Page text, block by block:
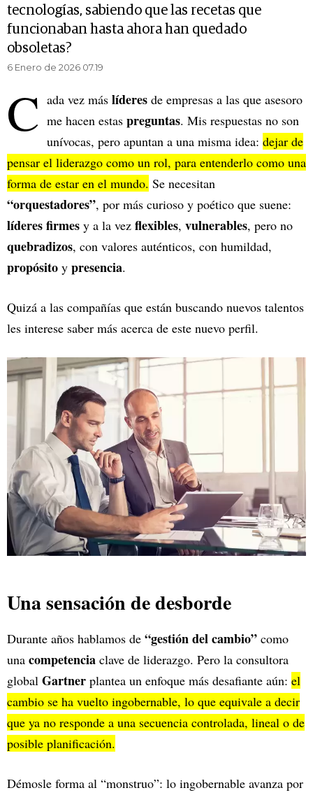
tecnologías, sabiendo que las recetas que
funcionaban hasta ahora han quedado
obsoletas?
6 Enero de 2026 07.19
C ada vez más líderes de empresas a las que asesoro
me hacen estas preguntas. Mis respuestas no son
unívocas, pero apuntan a una misma idea: dejar de
pensar el liderazgo como un rol, para entenderlo como una
forma de estar en el mundo. Se necesitan
“orquestadores”, por más curioso y poético que suene:
líderes firmes y a la vez flexibles, vulnerables, pero no
quebradizos, con valores auténticos, con humildad,
propósito y presencia.
Quizá a las compañías que están buscando nuevos talentos
les interese saber más acerca de este nuevo perfil.
Una sensación de desborde
Durante años hablamos de “gestión del cambio” como
una competencia clave de liderazgo. Pero la consultora
global Gartner plantea un enfoque más desafiante aún: el
cambio se ha vuelto ingobernable, lo que equivale a decir
que ya no responde a una secuencia controlada, lineal o de
posible planificación.
Démosle forma al “monstruo”: lo ingobernable avanza por